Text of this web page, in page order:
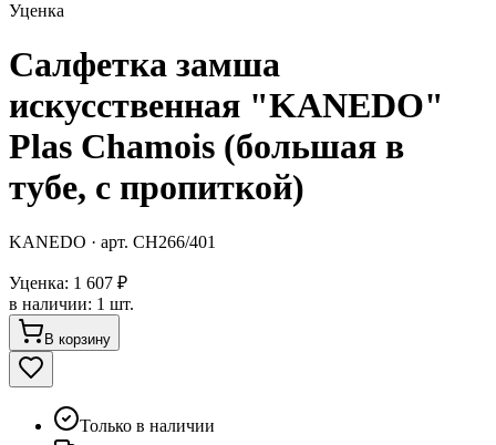
Уценка
Салфетка замша
искусственная "KANEDO"
Plas Chamois (большая в
тубе, с пропиткой)
KANEDO · арт. CH266/401
Уценка: 1 607 ₽
в наличии: 1 шт.
В корзину
Только в наличии